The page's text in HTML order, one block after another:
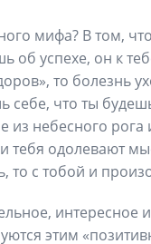
мифа? В том,
успехе, он к
то болезнь
себе, что ты
из небесного
одолевают
с тобой и
этим